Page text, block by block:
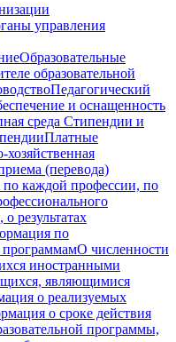
управления
Образовательные
образовательной
Педагогический
и оснащенность
среда Стипендии и
Платные
(перевода)
по каждой профессии, по
о результатах
по
программамО численности
иностранными
являющимися
о реализуемых
о сроке действия
программы,